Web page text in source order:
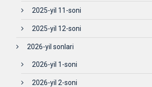
2025-yil 11-soni
2025-yil 12-soni
2026-yil sonlari
2026-yil 1-soni
2026-yil 2-soni